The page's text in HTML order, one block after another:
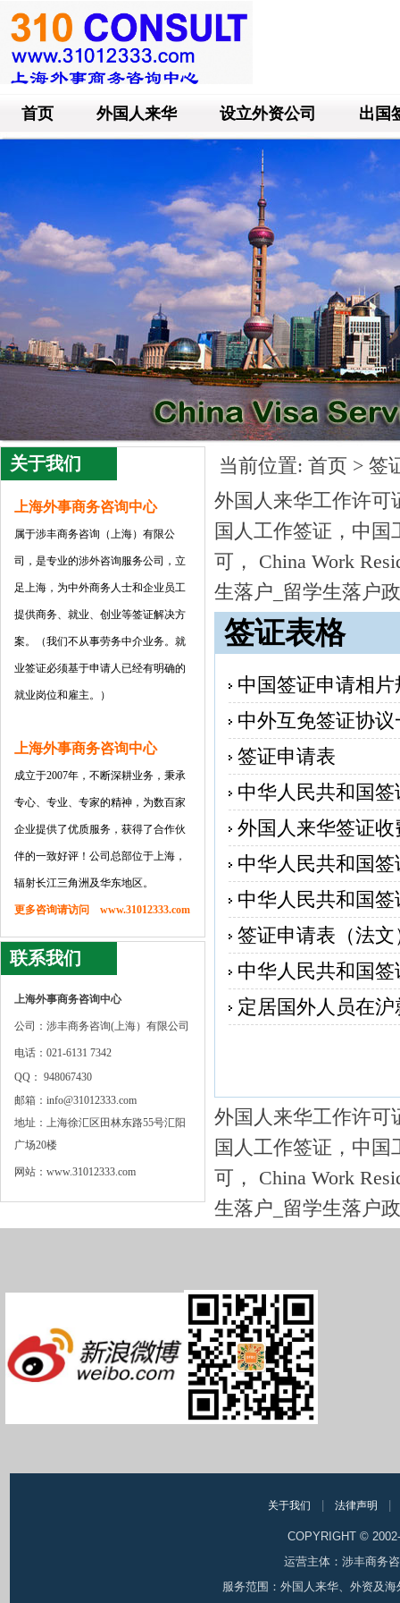
首页 外国人来华 设立外资公司 出国
关于我们
上海外事商务咨询中心
属于涉丰商务咨询（上海）有限公
司 ，是专业的涉外咨询服务公司，立
足上海，为中外商务人士和企业员工
提供商务、就业、创业等签证解决方
案。（我们不从事劳务中介业务。就
业签证必须基于申请人已经有明确的
就业岗位和雇主。）
上海外事商务咨询中心
成立于2007年，不断深耕业务，秉承
专心、专业、专家的精神，为数百家
企业提供了优质服务，获得了合作伙
伴的一致好评！公司总部位于上海，
辐射长江三角洲及华东地区。
更多咨询请访问 www.31012333.com
联系我们
上海外事商务咨询中心
公司：涉丰商务咨询(上海）有限公司
电话：021-6131 7342
QQ： 948067430
邮箱：info@31012333.com
地址：上海徐汇区田林东路55号汇阳
广场20楼
网站：www.31012333.com
当前位置: 首页 > 签
外国人来华工作许可
国人工作签证，中国
可， China Work
生落户_留学生落户
签证表格
中国签证申请相
中外互免签证协
签证申请表
中华人民共和国
外国人来华签证
中华人民共和国
中华人民共和国
签证申请表（法文
中华人民共和国
定居国外人员在
外国人来华工作许可
国人工作签证，中国
可， China Work
生落户_留学生落户
关于我们 法律声明
COPYRIGHT ©
运营主体：涉丰商务
服务范围：外国人来华、外资及